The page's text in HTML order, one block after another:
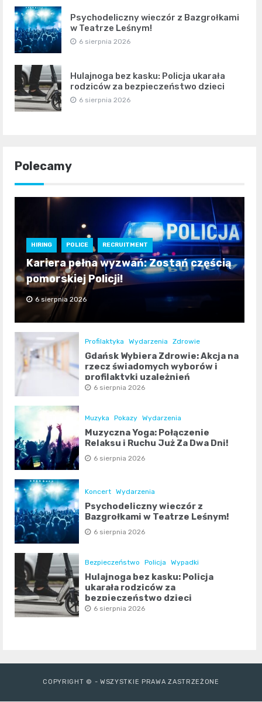
Psychodeliczny wieczór z Bazgrołkami
w Teatrze Leśnym!
6 sierpnia 2026
Hulajnoga bez kasku: Policja ukarała
rodziców za bezpieczeństwo dzieci
6 sierpnia 2026
Polecamy
HIRING POLICE RECRUITMENT
Kariera pełna wyzwań: Zostań częścią
pomorskiej Policji!
6 sierpnia 2026
Profilaktyka Wydarzenia Zdrowie
Gdańsk Wybiera Zdrowie: Akcja na
rzecz świadomych wyborów i
profilaktyki uzależnień
6 sierpnia 2026
Muzyka Pokazy Wydarzenia
Muzyczna Yoga: Połączenie
Relaksu i Ruchu Już Za Dwa Dni!
6 sierpnia 2026
Koncert Wydarzenia
Psychodeliczny wieczór z
Bazgrołkami w Teatrze Leśnym!
6 sierpnia 2026
Bezpieczeństwo Policja Wypadki
Hulajnoga bez kasku: Policja
ukarała rodziców za
bezpieczeństwo dzieci
6 sierpnia 2026
COPYRIGHT © - WSZYSTKIE PRAWA ZASTRZEŻONE